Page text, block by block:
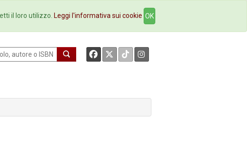
Ebookstore Contatti
il loro utilizzo. Leggi l'informativa sui cookie OK